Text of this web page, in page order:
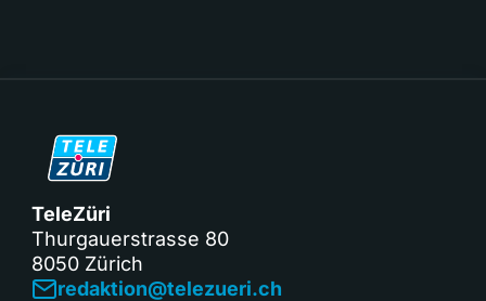
TeleZüri
Thurgauerstrasse 80
8050 Zürich
redaktion@telezueri.ch